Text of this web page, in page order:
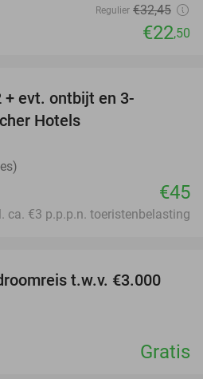
Regulier €32,45
€22,50
+ evt. ontbijt en 3-
Hotels
€45
ca. €3 p.p.p.n. toeristenbelasting
t.w.v. €3.000
Gratis